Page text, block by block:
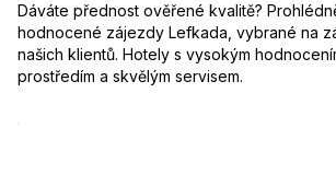
Dáváte přednost ověřené kvalitě?
hodnocené zájezdy Lefkada, vybrané na
našich klientů. Hotely s vysokým
prostředím a skvělým servisem.